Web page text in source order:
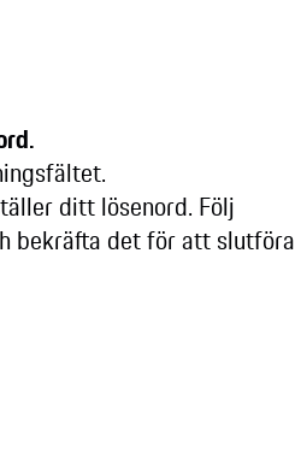
ditt lösenord. Följ
bekräfta det för att slutföra